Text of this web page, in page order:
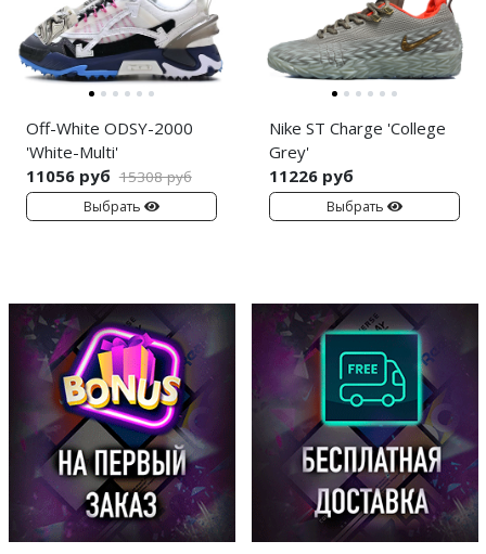
Off-White ODSY-2000
'White-Multi'
11056 руб 15308 руб
Выбрать
Nike ST Charge 'College
Grey'
11226 руб
Выбрать